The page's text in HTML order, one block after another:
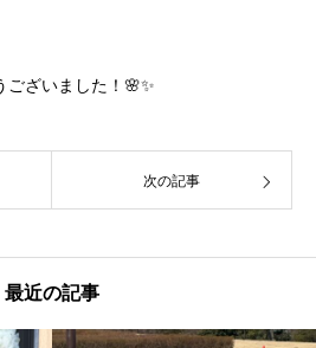
ございました！🌸✨️
次の記事
最近の記事